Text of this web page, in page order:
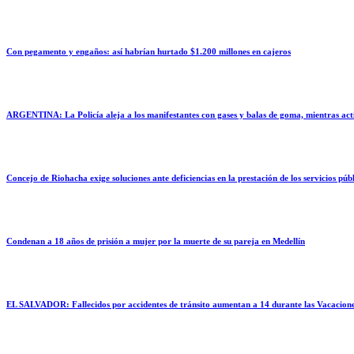
Con pegamento y engaños: así habrían hurtado $1.200 millones en cajeros
ARGENTINA: La Policía aleja a los manifestantes con gases y balas de goma, mientras
Concejo de Riohacha exige soluciones ante deficiencias en la prestación de los servicios
Condenan a 18 años de prisión a mujer por la muerte de su pareja en Medellín
EL SALVADOR: Fallecidos por accidentes de tránsito aumentan a 14 durante las